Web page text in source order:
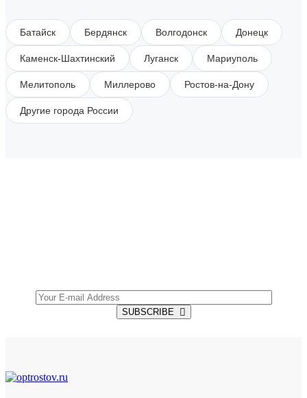
Батайск Бердянск Волгодонск Донецк
Каменск-Шахтинский Луганск Мариуполь
Мелитополь Миллерово Ростов-на-Дону
Другие города России
SUBSCRIBE